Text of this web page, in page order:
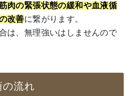
肉の緊張状態の緩和や血液循
改善に繋がります。
は、無理強いはしませんので
の流れ